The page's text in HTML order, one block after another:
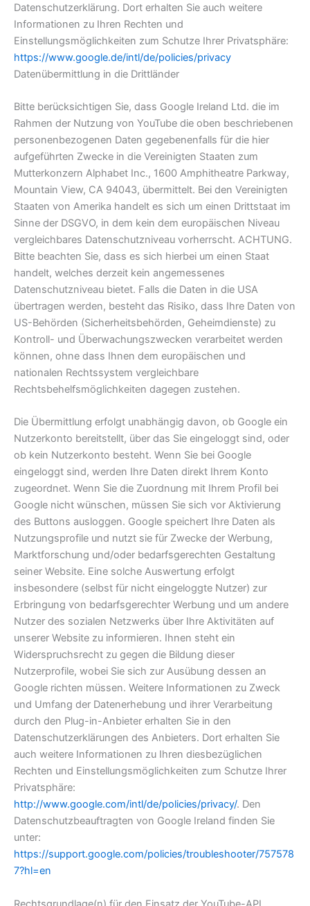
Datenschutzerklärung. Dort erhalten Sie auch weitere
Informationen zu Ihren Rechten und
Einstellungsmöglichkeiten zum Schutze Ihrer Privatsphäre:
https://www.google.de/intl/de/policies/privacy
Datenübermittlung in die Drittländer
Bitte berücksichtigen Sie, dass Google Ireland Ltd. die im
Rahmen der Nutzung von YouTube die oben beschriebenen
personenbezogenen Daten gegebenenfalls für die hier
aufgeführten Zwecke in die Vereinigten Staaten zum
Mutterkonzern Alphabet Inc., 1600 Amphitheatre Parkway,
Mountain View, CA 94043, übermittelt. Bei den Vereinigten
Staaten von Amerika handelt es sich um einen Drittstaat im
Sinne der DSGVO, in dem kein dem europäischen Niveau
vergleichbares Datenschutzniveau vorherrscht. ACHTUNG.
Bitte beachten Sie, dass es sich hierbei um einen Staat
handelt, welches derzeit kein angemessenes
Datenschutzniveau bietet. Falls die Daten in die USA
übertragen werden, besteht das Risiko, dass Ihre Daten von
US-Behörden (Sicherheitsbehörden, Geheimdienste) zu
Kontroll- und Überwachungszwecken verarbeitet werden
können, ohne dass Ihnen dem europäischen und
nationalen Rechtssystem vergleichbare
Rechtsbehelfsmöglichkeiten dagegen zustehen.
Die Übermittlung erfolgt unabhängig davon, ob Google ein
Nutzerkonto bereitstellt, über das Sie eingeloggt sind, oder
ob kein Nutzerkonto besteht. Wenn Sie bei Google
eingeloggt sind, werden Ihre Daten direkt Ihrem Konto
zugeordnet. Wenn Sie die Zuordnung mit Ihrem Profil bei
Google nicht wünschen, müssen Sie sich vor Aktivierung
des Buttons ausloggen. Google speichert Ihre Daten als
Nutzungsprofile und nutzt sie für Zwecke der Werbung,
Marktforschung und/oder bedarfsgerechten Gestaltung
seiner Website. Eine solche Auswertung erfolgt
insbesondere (selbst für nicht eingeloggte Nutzer) zur
Erbringung von bedarfsgerechter Werbung und um andere
Nutzer des sozialen Netzwerks über Ihre Aktivitäten auf
unserer Website zu informieren. Ihnen steht ein
Widerspruchsrecht zu gegen die Bildung dieser
Nutzerprofile, wobei Sie sich zur Ausübung dessen an
Google richten müssen. Weitere Informationen zu Zweck
und Umfang der Datenerhebung und ihrer Verarbeitung
durch den Plug-in-Anbieter erhalten Sie in den
Datenschutzerklärungen des Anbieters. Dort erhalten Sie
auch weitere Informationen zu Ihren diesbezüglichen
Rechten und Einstellungsmöglichkeiten zum Schutze Ihrer
Privatsphäre:
http://www.google.com/intl/de/policies/privacy/. Den
Datenschutzbeauftragten von Google Ireland finden Sie
unter:
https://support.google.com/policies/troubleshooter/757578
7?hl=en